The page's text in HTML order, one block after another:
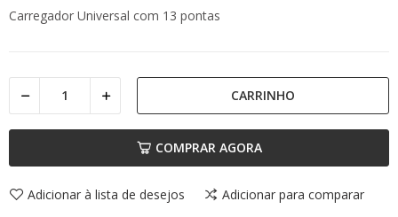
Carregador Universal com 13 pontas
CARRINHO
COMPRAR AGORA
Adicionar à lista de desejos Adicionar para comparar